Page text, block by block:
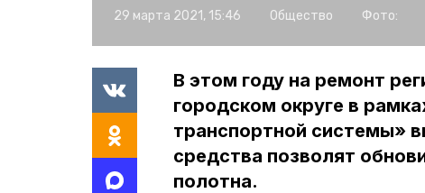
29 марта 2021, 15:46 Общество Фото:
В этом году на ремонт
городском округе в
транспортной системы»
средства позволят
полотна.